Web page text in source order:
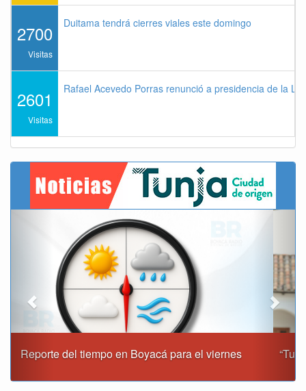
2700
Visitas
Duitama tendrá cierres viales este domingo
2601
Visitas
Rafael Acevedo Porras renunció a presidencia de la
“Tunja nos ha dado demasiado y no podemos fallarle en
Next